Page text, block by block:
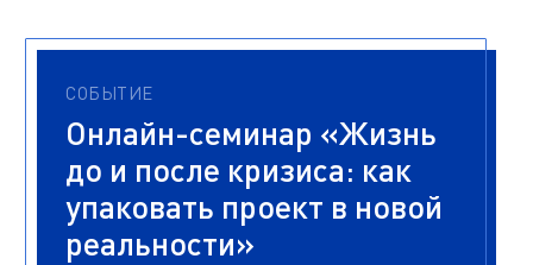
СОБЫТИЕ
Онлайн-семинар «Жизнь
до и после кризиса: как
упаковать проект в новой
реальности»